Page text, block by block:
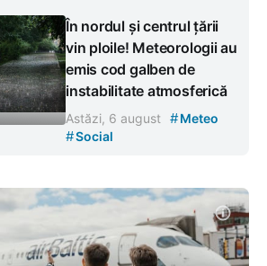
În nordul și centrul țării
vin ploile! Meteorologii au
emis cod galben de
instabilitate atmosferică
Astăzi, 6 august #Meteo
#Social